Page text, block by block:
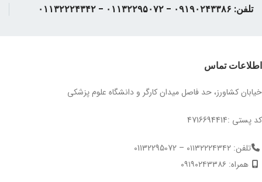
تلفن: ۰۹۱۹۰۲۴۳۳۸۶ - ۰۱۱۳۲۲۹۵۰۷۲ - ۰۱۱۳۲۲۲۴۳۴۲
اطلاعات تماس
خیابان کشاورز، حد فاصل میدان کارگر و دانشگاه علوم پزشکی
کد پستی :4716694414
تلفن: ۰۱۱۳۲۲۲۴۳۴۲ – 01132295072
همراه: ۰۹۱۹۰۲۴۳۳۸۶